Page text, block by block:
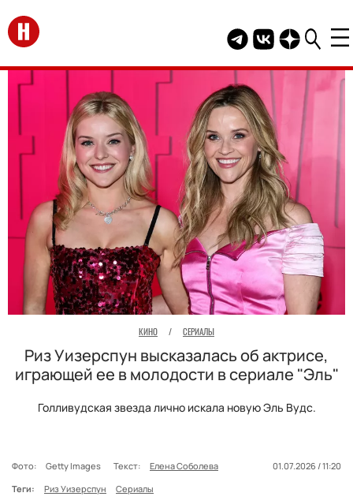
Перейти на главную
Telegram канал
Группа HELLO
Канал
КИНО / СЕРИАЛЫ
Риз Уизерспун высказалась об актрисе,
играющей ее в молодости в сериале "Эль"
Голливудская звезда лично искала новую Эль Вудс.
Фото: Getty Images Текст: Елена Соболева
01.07.2026 / 11:20
Теги:
Риз Уизерспун Сериалы